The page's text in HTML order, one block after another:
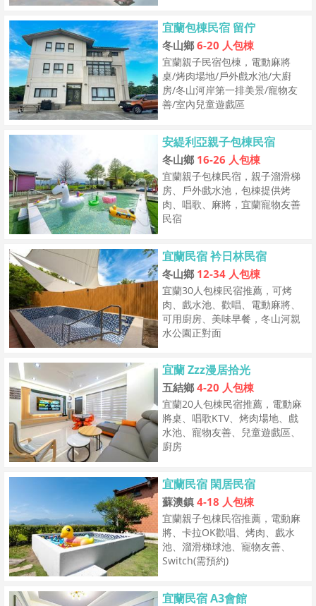
宜蘭包棟民宿 留佇
冬山鄉 6-20 人包棟
宜蘭親子民宿包棟，電動麻將
桌/烤肉場地/戶外戲水池/大廚
房/冬山河岸第一排美景/寵物友
善/室內兒童遊戲區
安緹利亞親子包棟民宿
冬山鄉 16-26 人包棟
宜蘭親子包棟民宿，親子溜滑梯
房、戶外戲水池，包棟提供烤
肉、唱歌、麻將，宜蘭寵物友善
民宿
宜蘭民宿 衿日林民宿
冬山鄉 12-34 人包棟
宜蘭30人包棟民宿推薦，可烤
肉、戲水池、歡唱、電動麻將、
可用廚房、美味早餐，冬山河親
水公園正對面
宜蘭 Zzz漫居拾光
五結鄉 4-20 人包棟
宜蘭20人包棟民宿推薦，電動麻
將桌、唱歌KTV、烤肉場地、戲
水池、寵物友善、兒童遊戲區、
廚房
宜蘭民宿 閑居民宿
蘇澳鎮 4-18 人包棟
宜蘭親子包棟民宿推薦，電動麻
將、卡拉OK歡唱、烤肉、戲水
池、溜滑梯球池、寵物友善、
Switch(需預約)
宜蘭民宿 A3會館